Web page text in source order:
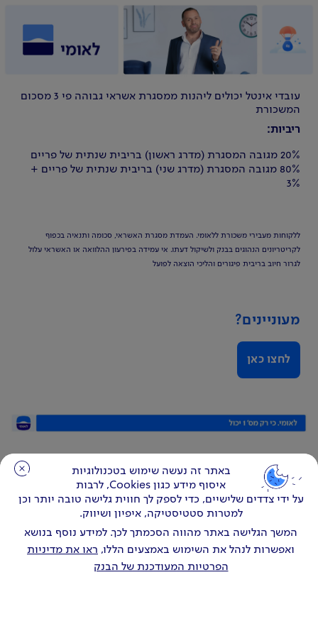
באתר זה נעשה שימוש בטכנולוגיות
איסוף מידע כגון Cookies, לרבות
על ידי צדדים שלישיים, כדי לספק לך חווית גלישה טובה יותר וכן
למטרות סטטיסטיקה, איפיון ושיווק.
המשך הגלישה באתר מהווה הסכמתך לכך. למידע נוסף בנושא
ואפשרות לנהל את השימוש באמצעים הללו, ראו את מדיניות
הפרטיות המעודכנת של הבנק
באתר זה נעשה שימוש בטכנולוגיות
איסוף מידע כגון Cookies, לרבות
על ידי צדדים שלישיים, כדי לספק לך חווית גלישה טובה יותר וכן
למטרות סטטיסטיקה, איפיון ושיווק.
המשך הגלישה באתר מהווה הסכמתך לכך. למידע נוסף בנושא
ואפשרות לנהל את השימוש באמצעים הללו, ראו את מדיניות
הפרטיות המעודכנת של הבנק
עובדי אינטל יכולים ליהנות ממסגרת אשראי גבוהה פי 3 מסכום
המשכורת
ריביות:
20% מגובה המסגרת (מדרג ראשון) בריבית שנתית של פריים
80% מגובה המסגרת (מדרג שני) בריבית שנתית של פריים +
3%
ללקוחות מעבירי משכורת ללאומי. העמדת מסגרת האשראי, סכומה ותנאיה בכפוף
לקריטריונים הנהוגים בבנק ולשיקול דעתו. אי עמידה בפירעון ההלוואה או האשראי עלול
לגרור חיוב בריבית פיגורים והליכי הוצאה לפועל
מעוניינים?
לחצו כאן